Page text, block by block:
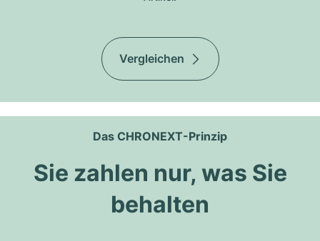
Vergleichen
Das CHRONEXT-Prinzip
Sie zahlen nur, was Sie
behalten